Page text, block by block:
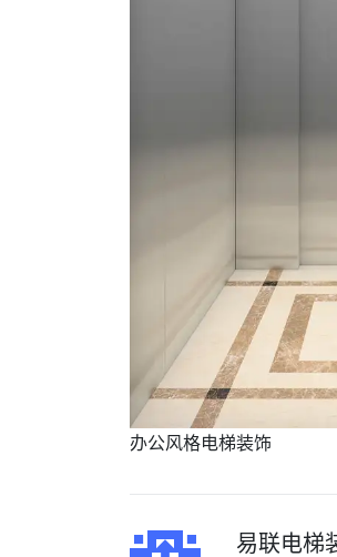
办公风格电梯装饰
易联电梯